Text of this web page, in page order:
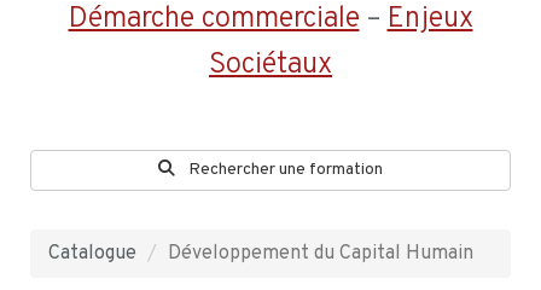
Démarche commerciale–Enjeux
Sociétaux
Rechercher une formation
Catalogue Développement du Capital Humain